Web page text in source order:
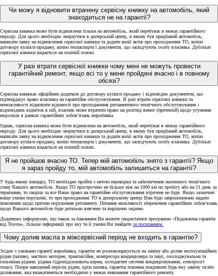
Чи можу я відновити втрачену сервісну книжку на автомобіль, який
знаходиться не на гарантії?
Сервісна книжка може бути відновлена тільки на автомобіль, який перебуває в межах гарантійного
періоду. Для цього необхідно звернутися в дилерський центр, в якому був придбаний автомобіль,
написати заяву на відновлення сервісної книжки та додати копії актів про проходження ТО, копію
договору купівлі-продажу, копію техпаспорта і документів, що засвідчують особу власника. Дублікат
сервісної книжки видається на платній основі.
У разі втрати сервісної книжки чому мені не можуть провести
гарантійний ремонт, якщо всі то у мене пройдені вчасно і в повному
обсязі?
Сервісна книжкає офіційним додатком до договору купівлі-продажу і відповідно документом, що
підтверджує право власника на гарантійне обслуговування. В разі втрати сервісної книжки та
неможливості відновити відомості про проходження регламентного технічного обслуговування і
відповідних відміток в ній, власник може втратити право на розгляд вимог (претензій) щодо усунення
недоліків в рамках гарантійних зобов’язань виробника.
Однак, сервісна книжка може бути відновлена на автомобіль, який перебуває в межах гарантійного
періоду. Для цього необхідно звернутися в дилерський центр, в якому був придбаний автомобіль,
написати заяву на відновлення сервісної книжки та додати копії актів про проходження ТО, копію
договору купівлі-продажу, копію техпаспорта і документів, що засвідчують особу власника. Дублікат
сервісної книжки видається на платній основі.
Я не пройшов вчасно ТО. Тепер мій автомобіль знято з гарантії? Якщо
я зараз пройду то, мій автомобіль залишиться на гарантії?
У будь-якому випадку, ТО необхідно пройти з метою перевірки та забезпечення належного технічного
стану Вашого автомобіля. Якщо ТО прострочено не більше ніж на 1000 км по пробігу або на 21 день за
термінами, то скоріш за все Ваше право на гарантійне обслуговування втрачене не буде. Якщо зазначені
вище умови порушені, то при проходженні ТО в дилерському центрі Вам буде запропоновано надати
пояснення щодо причин порушення регламенту. Питання можливості збереження гарантійних зобов'язань
щодо Вашого автомобіля буде детально вивчено та вирішено окремо.
Додатково інформуємо, що також за бажанням Ви можете скористатися програмою «Подовжена гарантія
від Toyota», більше інформації про яку та її умови Ви знайдете за посиланням.
Чому долив масла в міжсервісний період не входить в гарантію?
Згідно з умовами гарантії виробника, гарантія не розповсюджується на заміну або долив експлуатаційних
рідин (паливо, мастило моторне, трансмісійне, компресора кондиціонера та інші, охолоджувальна та
гальмівна рідини, рідина гідропідсилювача керма, холодагент системи кондиціонування, електроліт
тощо). Попри наведений перелік рідин, крім палива, гарантія повинна покривати будь-яку заміну та/або
доливання, яка вважатиметься необхідною у межах виконання гарантійного ремонту.